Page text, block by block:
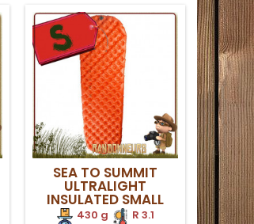
SEA TO SUMMIT
ULTRALIGHT
INSULATED SMALL
430 g
R 3.1